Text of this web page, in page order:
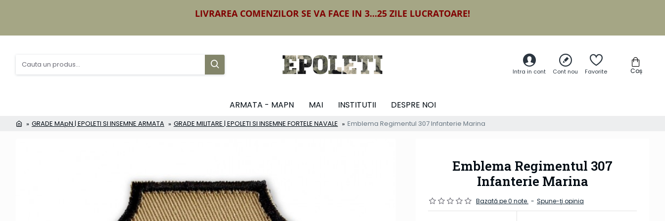
LIVRAREA COMENZILOR SE VA FACE IN 3...25 ZILE LUCRATOARE!
Intra in cont Cont nou Favorite Coș
ARMATA - MAPN MAI INSTITUTII DESPRE NOI
GRADE MApN | EPOLETI SI INSEMNE ARMATA GRADE MILITARE | EPOLETI SI INSEMNE FORTELE NAVALE Emblema Regimentul 307 Infanterie Marina
Emblema Regimentul 307
Infanterie Marina
Bazată pe 0 note. - Spune-ţi opinia